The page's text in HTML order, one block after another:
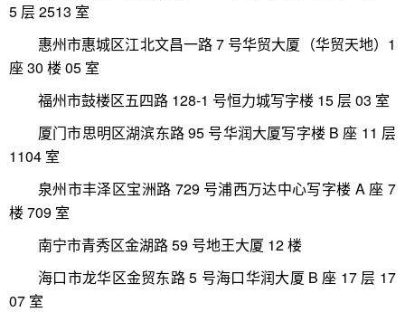
5 层 2513 室
惠州市惠城区江北文昌一路 7 号华贸大厦（华贸天地）1
座 30 楼 05 室
福州市鼓楼区五四路 128-1 号恒力城写字楼 15 层 03 室
厦门市思明区湖滨东路 95 号华润大厦写字楼 B 座 11 层
1104 室
泉州市丰泽区宝洲路 729 号浦西万达中心写字楼 A 座 7
楼 709 室
南宁市青秀区金湖路 59 号地王大厦 12 楼
海口市龙华区金贸东路 5 号海口华润大厦 B 座 17 层 17
07 室